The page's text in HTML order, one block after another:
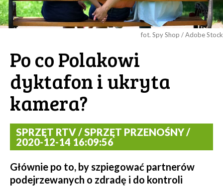
fot. Spy Shop / Adobe Stock
Po co Polakowi
dyktafon i ukryta
kamera?
SPRZĘT RTV / SPRZĘT PRZENOŚNY /
2020-12-14 16:09:56
Głównie po to, by szpiegować partnerów
podejrzewanych o zdradę i do kontroli